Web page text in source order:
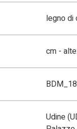
legno di
cm -
Udine